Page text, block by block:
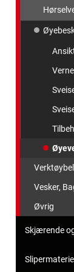
Vesker,
Øvrig
Skjærende
Slipermateriell